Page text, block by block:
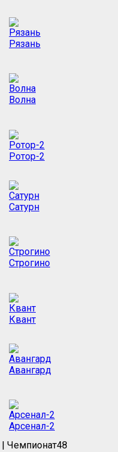
Рязань
Волна
Ротор-2
Сатурн
Строгино
Квант
Авангард
Арсенал-2
| Чемпионат48